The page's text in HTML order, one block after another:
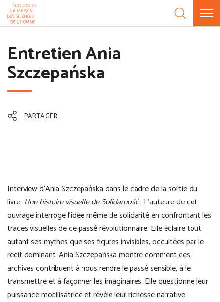
Aller au contenu
Entretien Ania
Szczepańska
PARTAGER
Interview d’Ania Szczepańska dans le cadre de la sortie du
livre Une histoire visuelle de Solidarność. L’auteure de cet
ouvrage interroge l’idée même de solidarité en confrontant les
traces visuelles de ce passé révolutionnaire. Elle éclaire tout
autant ses mythes que ses figures invisibles, occultées par le
récit dominant. Ania Szczepańska montre comment ces
archives contribuent à nous rendre le passé sensible, à le
transmettre et à façonner les imaginaires. Elle questionne leur
puissance mobilisatrice et révèle leur richesse narrative.
Panneau de gestion des cookies